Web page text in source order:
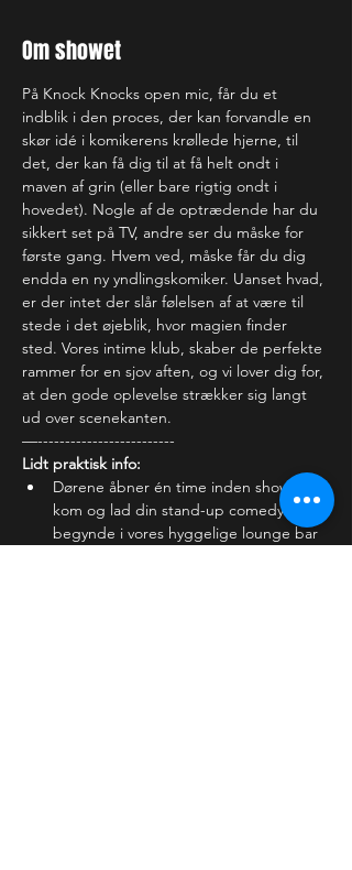
Om showet
På Knock Knocks open mic, får du et
indblik i den proces, der kan forvandle en
skør idé i komikerens krøllede hjerne, til
det, der kan få dig til at få helt ondt i
maven af grin (eller bare rigtig ondt i
hovedet). Nogle af de optrædende har du
sikkert set på TV, andre ser du måske for
første gang. Hvem ved, måske får du dig
endda en ny yndlingskomiker. Uanset hvad,
er der intet der slår følelsen af at være til
stede i det øjeblik, hvor magien finder
sted. Vores intime klub, skaber de perfekte
rammer for en sjov aften, og vi lover dig for,
at den gode oplevelse strækker sig langt
ud over scenekanten.
—-------------------------
Lidt praktisk info:
Dørene åbner én time inden showet -
kom og lad din stand-up comedy aften
begynde i vores hyggelige lounge bar